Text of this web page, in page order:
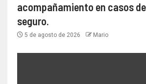
acompañamiento en casos
seguro.
5 de agosto de 2026 Mario